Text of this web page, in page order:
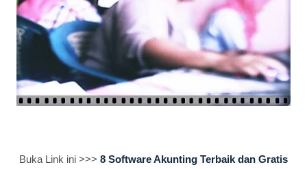
Buka Link ini >>> 8 Software Akunting Terbaik dan Gratis